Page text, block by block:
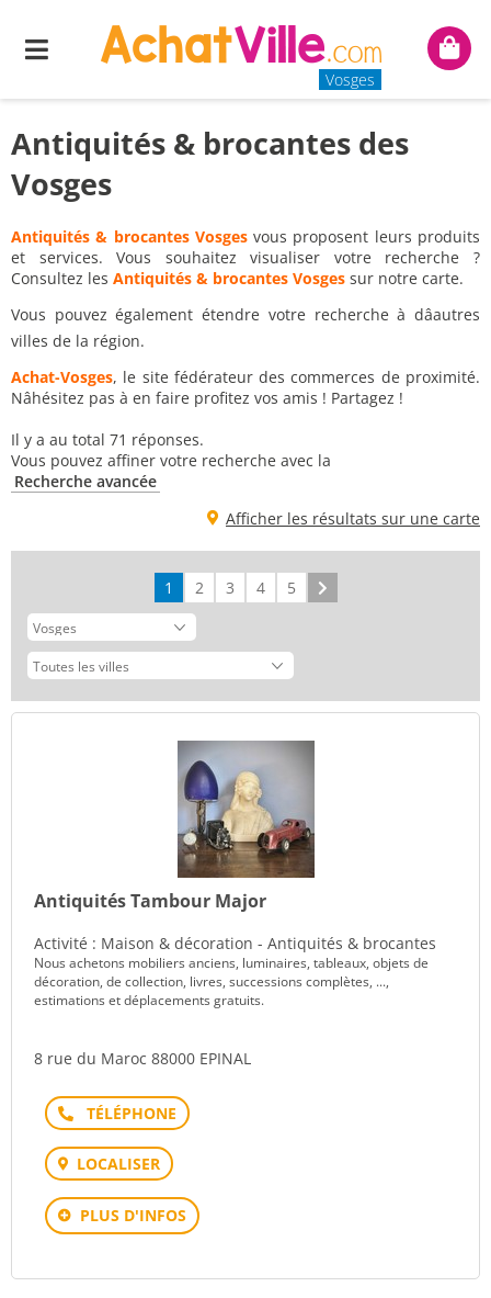
Menu
Vosges
Mon
Antiquités & brocantes des
Vosges
Antiquités & brocantes Vosgesvous proposent leurs produits
et services. Vous souhaitez visualiser votre recherche ?
Consultez les Antiquités & brocantes Vosges sur notre carte.
Vous pouvez également étendre votre recherche à dâautres
villes de la région.
Achat-Vosges, le site fédérateur des commerces de proximité.
Nâhésitez pas à en faire profitez vos amis ! Partagez !
Il y a au total 71 réponses.
Vous pouvez affiner votre recherche avec la
Recherche avancée
Afficher les résultats sur une carte
1 2 3 4 5
Antiquités Tambour Major
Activité : Maison & décoration - Antiquités & brocantes
Nous achetons mobiliers anciens, luminaires, tableaux, objets de
décoration, de collection, livres, successions complètes, ...,
estimations et déplacements gratuits.
8 rue du Maroc 88000 EPINAL
Téléphone
LOCALISER
PLUS D'INFOS